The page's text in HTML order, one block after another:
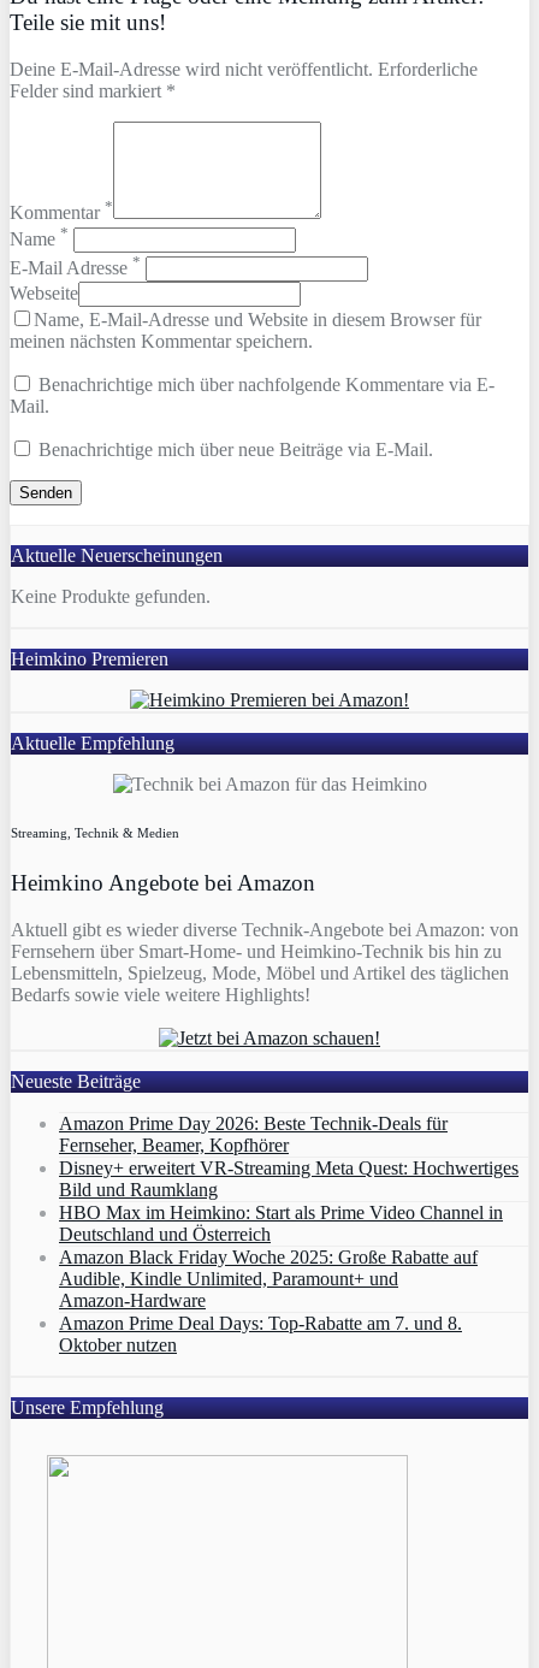
Teile sie mit uns!
Deine E-Mail-Adresse wird nicht veröffentlicht. Erforderliche
Felder sind markiert *
Kommentar *
Name *
E-Mail Adresse *
Webseite
Name, E-Mail-Adresse und Website in diesem Browser für
meinen nächsten Kommentar speichern.
Benachrichtige mich über nachfolgende Kommentare via E-
Mail.
Benachrichtige mich über neue Beiträge via E-Mail.
Aktuelle Neuerscheinungen
Keine Produkte gefunden.
Heimkino Premieren
Aktuelle Empfehlung
Streaming, Technik & Medien
Heimkino Angebote bei Amazon
Aktuell gibt es wieder diverse Technik-Angebote bei Amazon: von
Fernsehern über Smart-Home- und Heimkino-Technik bis hin zu
Lebensmitteln, Spielzeug, Mode, Möbel und Artikel des täglichen
Bedarfs sowie viele weitere Highlights!
Neueste Beiträge
Amazon Prime Day 2026: Beste Technik-Deals für
Fernseher, Beamer, Kopfhörer
Disney+ erweitert VR‑Streaming Meta Quest: Hochwertiges
Bild und Raumklang
HBO Max im Heimkino: Start als Prime Video Channel in
Deutschland und Österreich
Amazon Black Friday Woche 2025: Große Rabatte auf
Audible, Kindle Unlimited, Paramount+ und
Amazon‑Hardware
Amazon Prime Deal Days: Top-Rabatte am 7. und 8.
Oktober nutzen
Unsere Empfehlung